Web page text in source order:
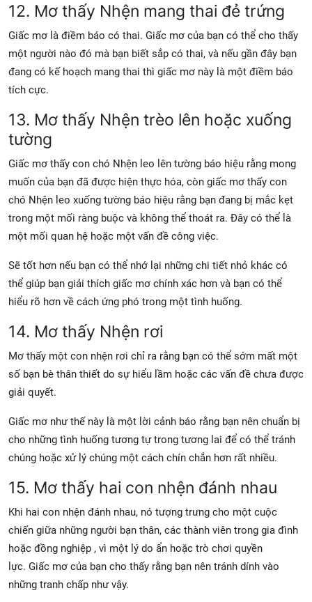
12. Mơ thấy Nhện mang thai đẻ trứng
Giấc mơ là điềm báo có thai. Giấc mơ của bạn có thể cho thấy
một người nào đó mà bạn biết sắp có thai, và nếu gần đây bạn
đang có kế hoạch mang thai thì giấc mơ này là một điềm báo
tích cực.
13. Mơ thấy Nhện trèo lên hoặc xuống
tường
Giấc mơ thấy con chó Nhện leo lên tường báo hiệu rằng mong
muốn của bạn đã được hiện thực hóa, còn giấc mơ thấy con
chó Nhện leo xuống tường báo hiệu rằng bạn đang bị mắc kẹt
trong một mối ràng buộc và không thể thoát ra. Đây có thể là
một mối quan hệ hoặc một vấn đề công việc.
Sẽ tốt hơn nếu bạn có thể nhớ lại những chi tiết nhỏ khác có
thể giúp bạn giải thích giấc mơ chính xác hơn và bạn có thể
hiểu rõ hơn về cách ứng phó trong một tình huống.
14. Mơ thấy Nhện rơi
Mơ thấy một con nhện rơi chỉ ra rằng bạn có thể sớm mất một
số bạn bè thân thiết do sự hiểu lầm hoặc các vấn đề chưa được
giải quyết.
Giấc mơ như thế này là một lời cảnh báo rằng bạn nên chuẩn bị
cho những tình huống tương tự trong tương lai để có thể tránh
chúng hoặc xử lý chúng một cách chín chắn hơn rất nhiều.
15. Mơ thấy hai con nhện đánh nhau
Khi hai con nhện đánh nhau, nó tượng trưng cho một cuộc
chiến giữa những người bạn thân, các thành viên trong gia đình
hoặc đồng nghiệp , vì một lý do ẩn hoặc trò chơi quyền
lực. Giấc mơ của bạn cho thấy rằng bạn nên tránh dính vào
những tranh chấp như vậy.